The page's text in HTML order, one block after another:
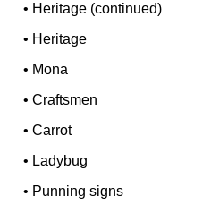
• Heritage (continued)
• Heritage
• Mona
•Craftsmen
•Carrot
• Ladybug
• Punning signs